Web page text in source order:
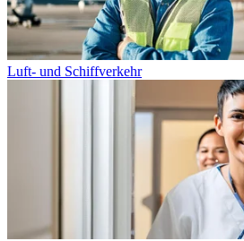
Luft- und Schiffverkehr